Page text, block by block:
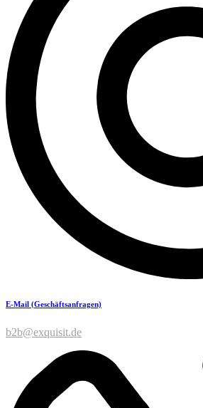
E-Mail (Geschäftsanfragen)
b2b@exquisit.de